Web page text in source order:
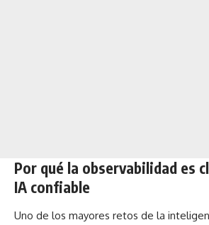
Por qué la observabilidad es
IA confiable
Uno de los mayores retos de la